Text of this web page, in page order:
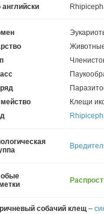
английски
Клещи
собачий клещ –